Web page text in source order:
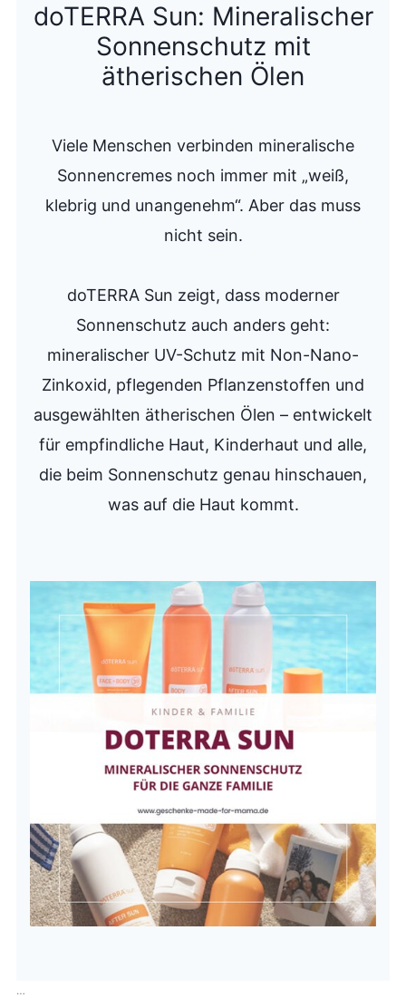
doTERRA Sun: Mineralischer
Sonnenschutz mit
ätherischen Ölen
Viele Menschen verbinden mineralische
Sonnencremes noch immer mit „weiß,
klebrig und unangenehm“. Aber das muss
nicht sein.
doTERRA Sun zeigt, dass moderner
Sonnenschutz auch anders geht:
mineralischer UV-Schutz mit Non-Nano-
Zinkoxid, pflegenden Pflanzenstoffen und
ausgewählten ätherischen Ölen – entwickelt
für empfindliche Haut, Kinderhaut und alle,
die beim Sonnenschutz genau hinschauen,
was auf die Haut kommt.
…